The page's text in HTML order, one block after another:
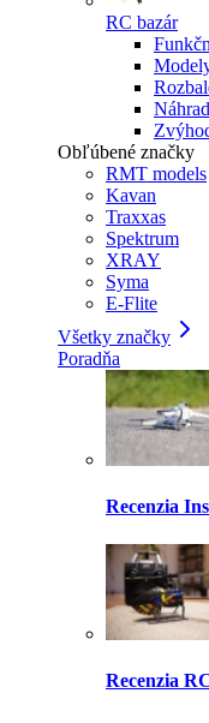
RC bazár
Obľúbené značky
RMT models
Kavan
Traxxas
Spektrum
XRAY
Syma
E-Flite
Všetky značky
Poradňa
Recenzia
Recenzia